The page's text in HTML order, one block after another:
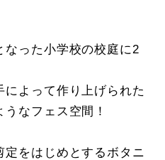
なった小学校の校庭に2
よって作り上げられた
なフェス空間！
をはじめとするボタニ